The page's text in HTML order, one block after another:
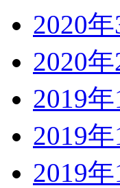
2020年
2020年
2019年
2019年
2019年